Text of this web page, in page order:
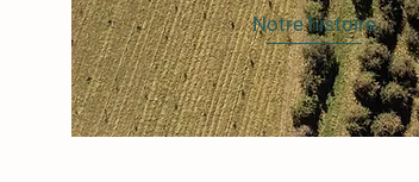
Notre histoire